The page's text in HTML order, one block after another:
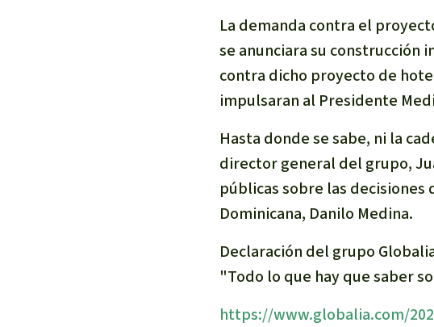
La demanda contra el
se anunciara su construcción
contra dicho proyecto de
impulsaran al Presidente
Hasta donde se sabe, ni la
director general del grupo,
públicas sobre las
Dominicana, Danilo Medina.
Declaración del grupo
"Todo lo que hay que saber
https://www.globalia.com/